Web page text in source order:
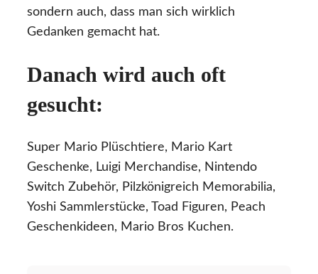
sondern auch, dass man sich wirklich
Gedanken gemacht hat.
Danach wird auch oft
gesucht:
Super Mario Plüschtiere, Mario Kart
Geschenke, Luigi Merchandise, Nintendo
Switch Zubehör, Pilzkönigreich Memorabilia,
Yoshi Sammlerstücke, Toad Figuren, Peach
Geschenkideen, Mario Bros Kuchen.